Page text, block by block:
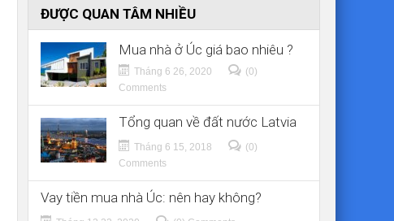
ĐƯỢC QUAN TÂM NHIỀU
Mua nhà ở Úc giá bao nhiêu ?
Tháng 6 26, 2020
(0)
Comments
Tổng quan về đất nước Latvia
Tháng 6 15, 2018
(0)
Comments
Vay tiền mua nhà Úc: nên hay không?